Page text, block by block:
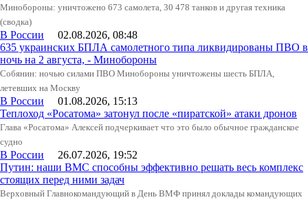
Минобороны: уничтожено 673 самолета, 30 478 танков и другая техника
(сводка)
В России 02.08.2026, 08:48
635 украинских БПЛА самолетного типа ликвидированы ПВО в
ночь на 2 августа, - Минобороны
Собянин: ночью силами ПВО Минобороны уничтожены шесть БПЛА,
летевших на Москву
В России 01.08.2026, 15:13
Теплоход «Росатома» затонул после «пиратской» атаки дронов
Глава «Росатома» Алексей подчеркивает что это было обычное гражданское
судно
В России 26.07.2026, 19:52
Путин: наши ВМС способны эффективно решать весь комплекс
стоящих перед ними задач
Верховный Главнокомандующий в День ВМФ принял доклады командующих